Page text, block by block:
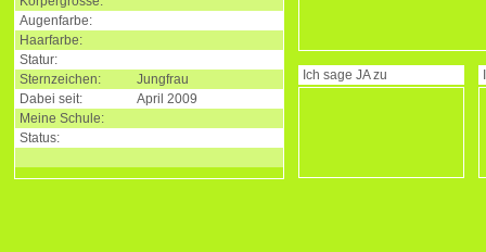
Augenfarbe:
Haarfarbe:
Statur:
Sternzeichen:
Jungfrau
Dabei seit:
April 2009
Meine Schule:
Status:
Ich sage JAzu